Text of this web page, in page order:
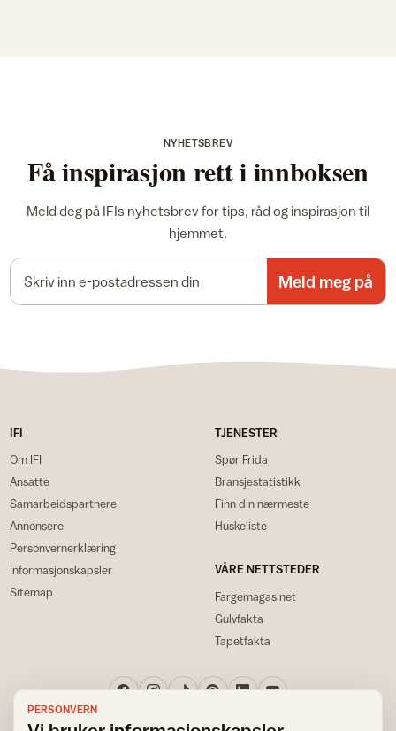
NYHETSBREV
Få inspirasjon rett i innboksen
Meld deg på IFIs nyhetsbrev for tips, råd og inspirasjon til
hjemmet.
Meld meg på
IFI
Om IFI
Ansatte
Samarbeidspartnere
Annonsere
Personvernerklæring
Informasjonskapsler
Sitemap
TJENESTER
Spør Frida
Bransjestatistikk
Finn din nærmeste
Huskeliste
VÅRE NETTSTEDER
Fargemagasinet
Gulvfakta
Tapetfakta
PERSONVERN